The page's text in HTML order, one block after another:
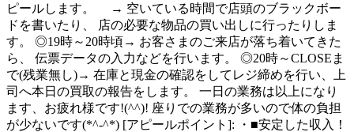
ピールします。 → 空いている時間で店頭のブラックボー
ドを書いたり、 店の必要な物品の買い出しに行ったりしま
す。 ◎19時～20時頃→ お客さまのご来店が落ち着いてきた
ら、 伝票データの入力などを行います。 ◎20時～CLOSEま
で(残業無し)→ 在庫と現金の確認をしてレジ締めを行い、上
司へ本日の買取の報告をします。 一日の業務は以上になり
ます、お疲れ様です!(^^)! 座りでの業務が多いので体の負担
が少ないです(*^-^*) [アピールポイント]: ・■安定した収入！